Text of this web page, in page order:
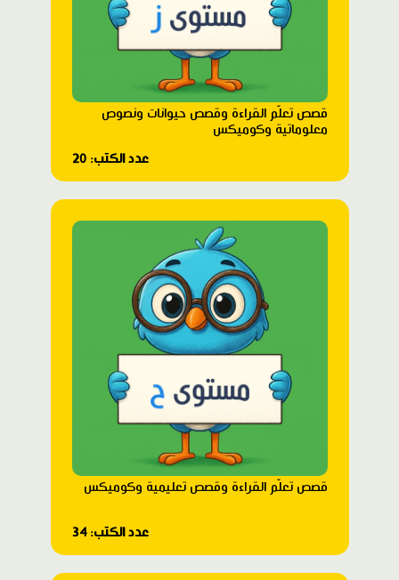
قصص تعلّم القراءة وقصص حيوانات ونصوص
معلوماتية وكوميكس
عدد الكتب: 20
قصص تعلّم القراءة وقصص تعليمية وكوميكس
عدد الكتب: 34